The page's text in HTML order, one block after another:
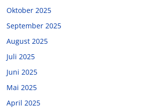
Oktober 2025
September 2025
August 2025
Juli 2025
Juni 2025
Mai 2025
April 2025